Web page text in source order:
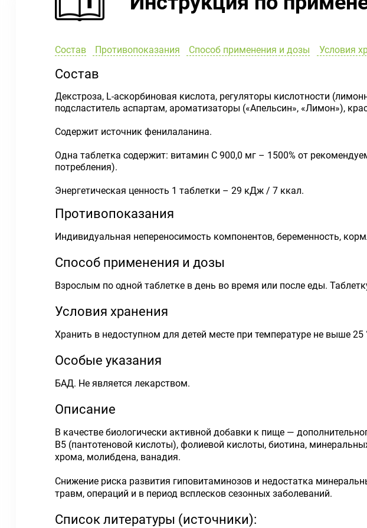
Состав Противопоказания Способ применения и дозы Условия
Состав
Декстроза, L-аскорбиновая кислота, регуляторы кислотности
подсластитель аспартам, ароматизаторы («Апельсин», «Лимон»),
Содержит источник фенилаланина.
Одна таблетка содержит: витамин С 900,0 мг – 1500% от
потребления).
Энергетическая ценность 1 таблетки – 29 кДж / 7 ккал.
Противопоказания
Индивидуальная непереносимость компонентов, беременность,
Способ применения и дозы
Взрослым по одной таблетке в день во время или после еды.
Условия хранения
Хранить в недоступном для детей месте при температуре не выше
Особые указания
БАД. Не является лекарством.
Описание
В качестве биологически активной добавки к пище —
В5 (пантотеновой кислоты), фолиевой кислоты, биотина,
хрома, молибдена, ванадия.
Снижение риска развития гиповитаминозов и недостатка
травм, операций и в период всплесков сезонных заболеваний.
Список литературы (источники):